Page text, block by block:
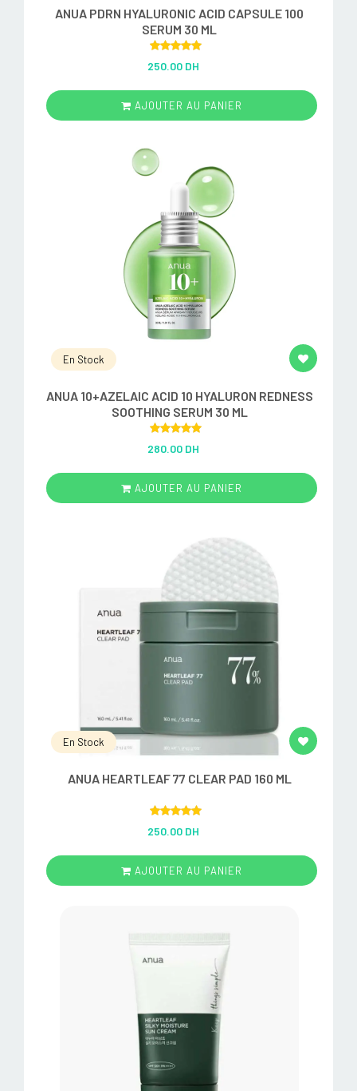
ANUA PDRN HYALURONIC ACID CAPSULE 100
SERUM 30 ML
out of 5
250.00 DH
AJOUTER AU PANIER
En Stock
ANUA 10+AZELAIC ACID 10 HYALURON REDNESS
SOOTHING SERUM 30 ML
out of 5
280.00 DH
AJOUTER AU PANIER
En Stock
ANUA HEARTLEAF 77 CLEAR PAD 160 ML
out of 5
250.00 DH
AJOUTER AU PANIER